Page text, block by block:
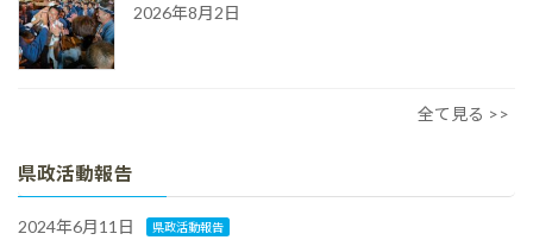
2026年8月2日
全て見る >>
県政活動報告
2024年6月11日 県政活動報告